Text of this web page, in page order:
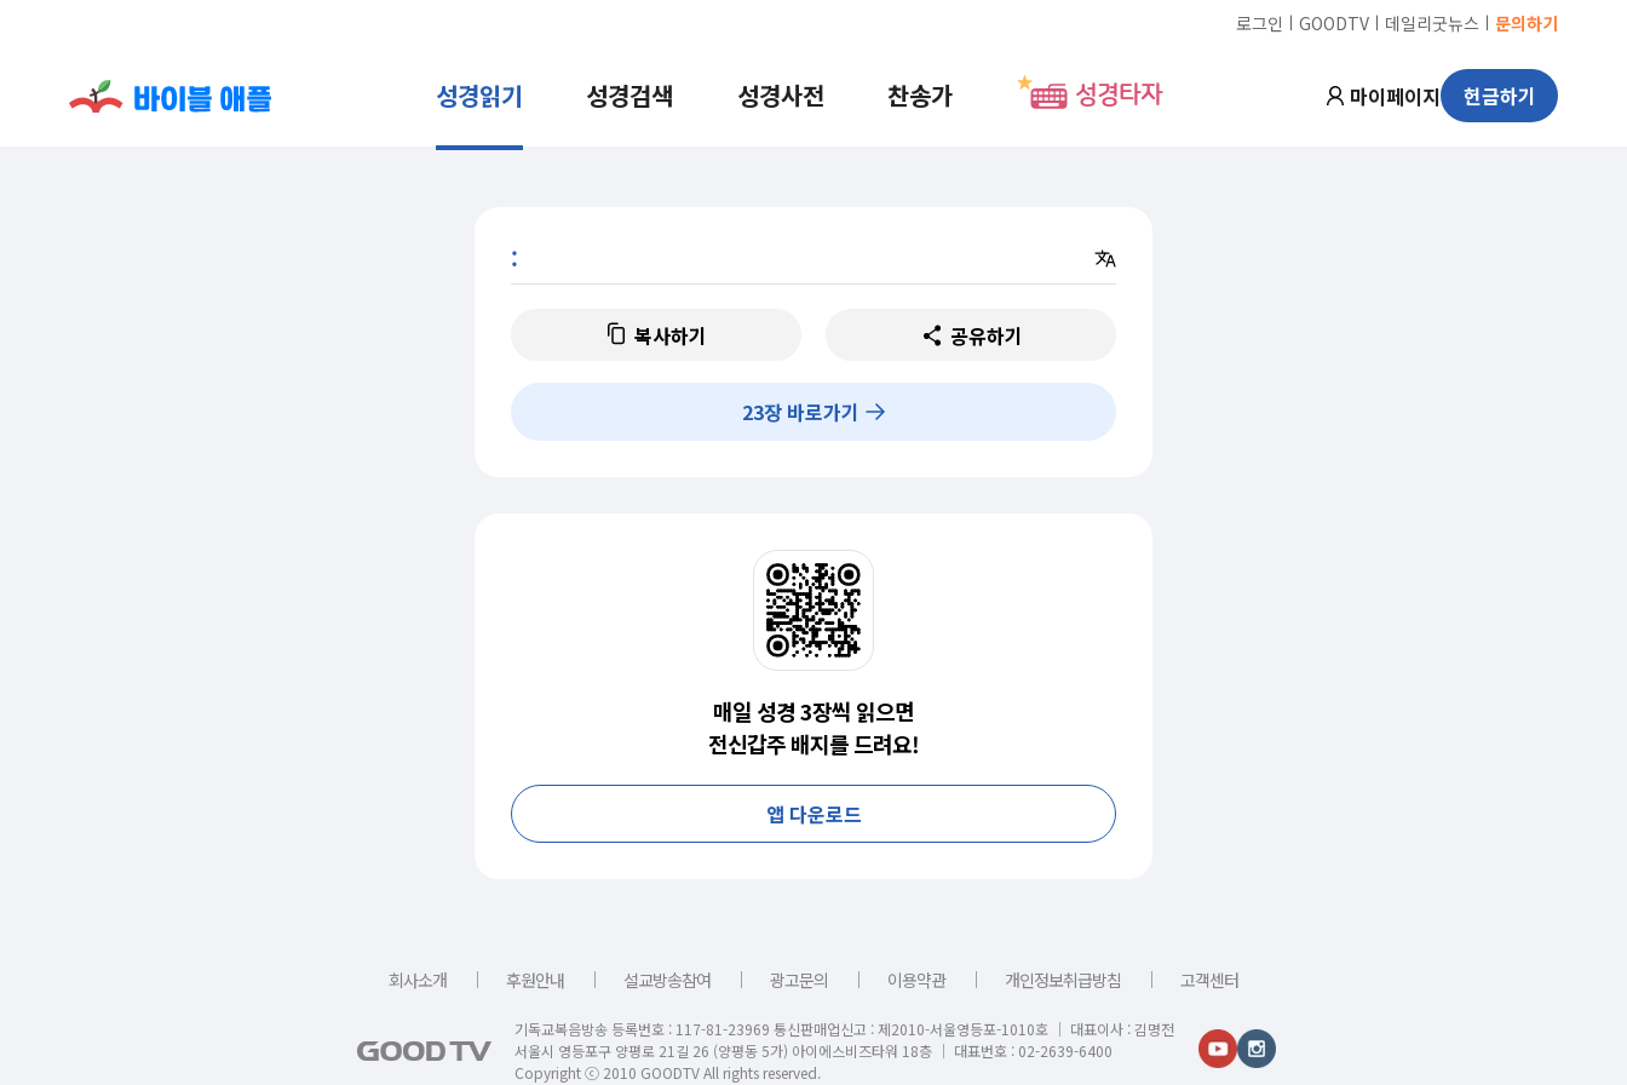
로그인 ㅣ GOODTV ㅣ 데일리굿뉴스 ㅣ 문의하기
성경읽기 성경검색 성경사전 찬송가 성경타자 마이페이지 헌금하기
:
복사하기 공유하기
23장 바로가기
매일 성경 3장씩 읽으면
전신갑주 배지를 드려요!
앱 다운로드
회사소개 ｜ 후원안내 ｜ 설교방송참여 ｜ 광고문의 ｜ 이용약관 ｜ 개인정보취급방침 ｜ 고객센터
기독교복음방송 등록번호 : 117-81-23969 통신판매업신고 : 제2010-서울영등포-1010호 │ 대표이사 : 김명전
서울시 영등포구 양평로 21길 26 (양평동 5가) 아이에스비즈타워 18층 │ 대표번호 : 02-2639-6400
Copyright ⓒ 2010 GOODTV All rights reserved.